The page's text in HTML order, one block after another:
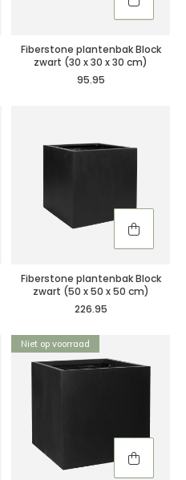
Fiberstone plantenbak Block
zwart (30 x 30 x 30 cm)
95.95
Fiberstone plantenbak Block
zwart (50 x 50 x 50 cm)
226.95
Niet op voorraad